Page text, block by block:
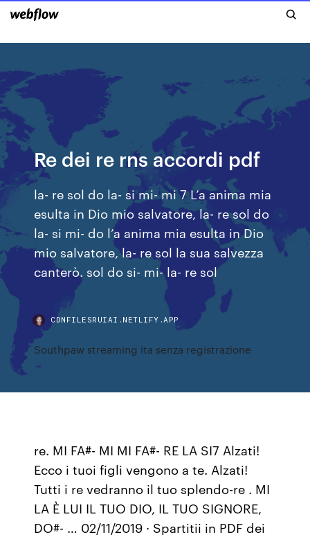
Re dei re rns accordi pdf
la- re sol do la- si mi- mi 7 L’a anima mia
esulta in Dio mio salvatore, la- re sol do
la- si mi- do l’a anima mia esulta in Dio
mio salvatore, la- re sol la sua salvezza
canterò. sol do si- mi- la- re sol
CDNFILESRUIAI.NETLIFY.APP
Southpaw streaming ita senza registrazione
re. MI FA#- MI MI FA#- RE LA SI7 Alzati!
Ecco i tuoi figli vengono a te. Alzati!
Tutti i re vedranno il tuo splendo-re . MI
LA È LUI IL TUO DIO, IL TUO SIGNORE,
DO#- … 02/11/2019 · Spartitii in PDF dei